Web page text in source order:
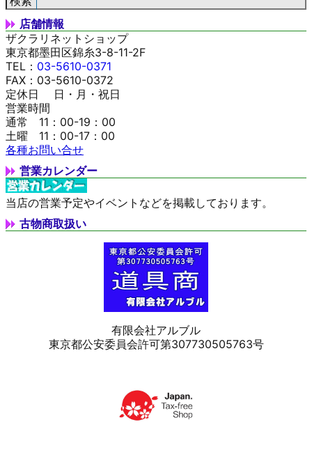
店舗情報
ザクラリネットショップ
東京都墨田区錦糸3-8-11-2F
TEL： 03-5610-0371
FAX：03-5610-0372
定休日 日・月・祝日
営業時間
通常 11：00-19：00
土曜 11：00-17：00
各種お問い合せ
営業カレンダー
当店の営業予定やイベントなどを掲載しております。
古物商取扱い
有限会社アルブル
東京都公安委員会許可第307730505763号